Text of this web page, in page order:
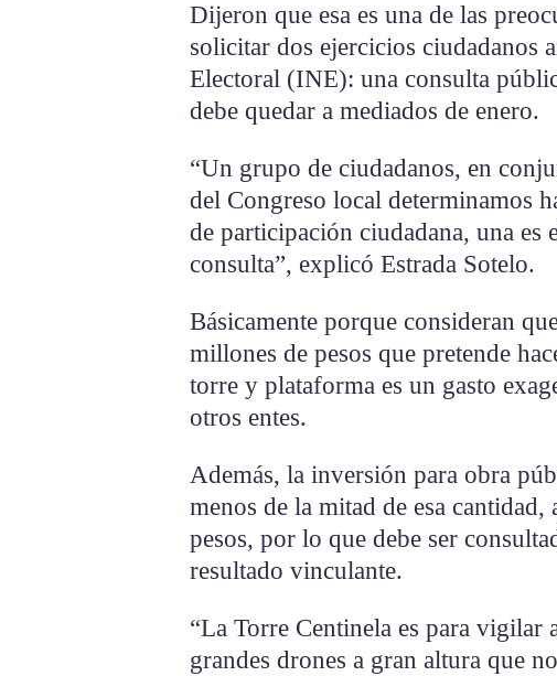
Dijeron que esa es una de las
solicitar dos ejercicios ciudadanos
Electoral (INE): una consulta
debe quedar a mediados de enero.
“Un grupo de ciudadanos, en
del Congreso local determinamos
de participación ciudadana, una es
consulta”, explicó Estrada Sotelo.
Básicamente porque consideran
millones de pesos que pretende
torre y plataforma es un gasto
otros entes.
Además, la inversión para obra
menos de la mitad de esa
pesos, por lo que debe ser
resultado vinculante.
“La Torre Centinela es para
grandes drones a gran altura que